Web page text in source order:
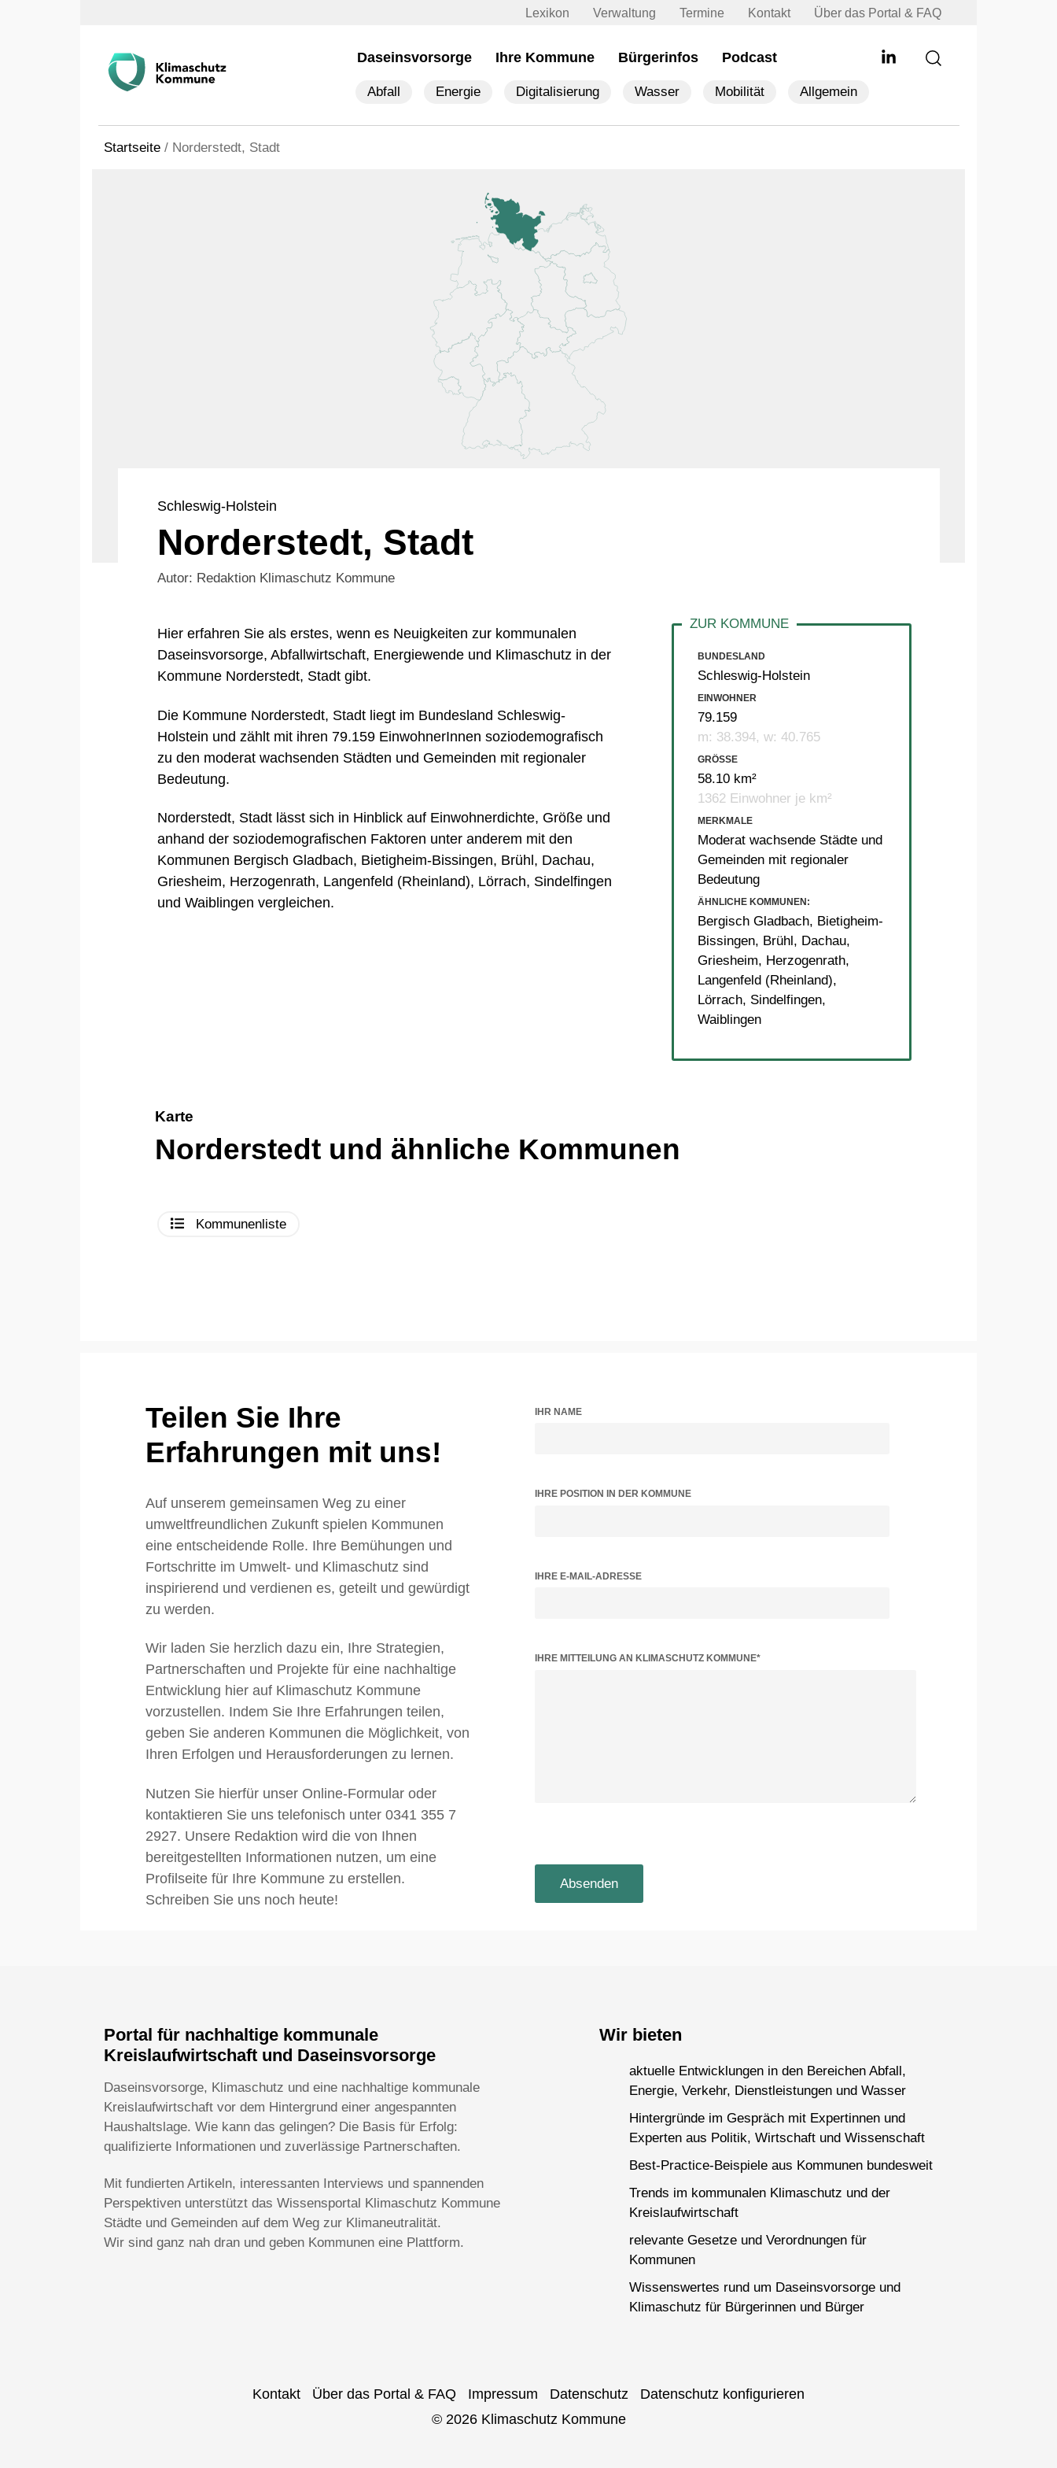
Lexikon Verwaltung Termine Kontakt Über das Portal & FAQ
Daseinsvorsorge Ihre Kommune Bürgerinfos Podcast
Abfall Energie Digitalisierung Wasser Mobilität Allgemein
Startseite / Norderstedt, Stadt
Schleswig-Holstein
Norderstedt, Stadt
Autor: Redaktion Klimaschutz Kommune
Hier erfahren Sie als erstes, wenn es Neuigkeiten zur kommunalen
Daseinsvorsorge, Abfallwirtschaft, Energiewende und Klimaschutz in der
Kommune Norderstedt, Stadt gibt.
Die Kommune Norderstedt, Stadt liegt im Bundesland Schleswig-
Holstein und zählt mit ihren 79.159 EinwohnerInnen soziodemografisch
zu den moderat wachsenden Städten und Gemeinden mit regionaler
Bedeutung.
Norderstedt, Stadt lässt sich in Hinblick auf Einwohnerdichte, Größe und
anhand der soziodemografischen Faktoren unter anderem mit den
Kommunen Bergisch Gladbach, Bietigheim-Bissingen, Brühl , Dachau,
Griesheim, Herzogenrath, Langenfeld (Rheinland), Lörrach, Sindelfingen
undWaiblingen vergleichen.
BUNDESLAND
Schleswig-Holstein
EINWOHNER
79.159
m: 38.394, w: 40.765
GRÖSSE
58.10 km²
1362 Einwohner je km²
MERKMALE
Moderat wachsende Städte und
Gemeinden mit regionaler
Bedeutung
ÄHNLICHE KOMMUNEN:
Bergisch Gladbach, Bietigheim-
Bissingen, Brühl, Dachau,
Griesheim, Herzogenrath,
Langenfeld (Rheinland),
Lörrach, Sindelfingen,
Waiblingen
Karte
Norderstedt und ähnliche Kommunen
Kommunenliste
Teilen Sie Ihre
Erfahrungen mit uns!
Auf unserem gemeinsamen Weg zu einer
umweltfreundlichen Zukunft spielen Kommunen
eine entscheidende Rolle. Ihre Bemühungen und
Fortschritte im Umwelt- und Klimaschutz sind
inspirierend und verdienen es, geteilt und gewürdigt
zu werden.
Wir laden Sie herzlich dazu ein, Ihre Strategien,
Partnerschaften und Projekte für eine nachhaltige
Entwicklung hier auf Klimaschutz Kommune
vorzustellen. Indem Sie Ihre Erfahrungen teilen,
geben Sie anderen Kommunen die Möglichkeit, von
Ihren Erfolgen und Herausforderungen zu lernen.
Nutzen Sie hierfür unser Online-Formular oder
kontaktieren Sie uns telefonisch unter 0341 355 7
2927. Unsere Redaktion wird die von Ihnen
bereitgestellten Informationen nutzen, um eine
Profilseite für Ihre Kommune zu erstellen.
Schreiben Sie uns noch heute!
IHR NAME
IHRE POSITION IN DER KOMMUNE
IHRE E-MAIL-ADRESSE
BITTE LASSE DIESES FELD LEER.
IHRE MITTEILUNG AN KLIMASCHUTZ KOMMUNE*
Portal für nachhaltige kommunale
Kreislaufwirtschaft und Daseinsvorsorge
Daseinsvorsorge, Klimaschutz und eine nachhaltige kommunale
Kreislaufwirtschaft vor dem Hintergrund einer angespannten
Haushaltslage. Wie kann das gelingen? Die Basis für Erfolg:
qualifizierte Informationen und zuverlässige Partnerschaften.
Mit fundierten Artikeln, interessanten Interviews und spannenden
Perspektiven unterstützt das Wissensportal Klimaschutz Kommune
Städte und Gemeinden auf dem Weg zur Klimaneutralität.
Wir sind ganz nah dran und geben Kommunen eine Plattform.
Wir bieten
aktuelle Entwicklungen in den Bereichen Abfall,
Energie, Verkehr, Dienstleistungen und Wasser
Hintergründe im Gespräch mit Expertinnen und
Experten aus Politik, Wirtschaft und Wissenschaft
Best-Practice-Beispiele aus Kommunen bundesweit
Trends im kommunalen Klimaschutz und der
Kreislaufwirtschaft
relevante Gesetze und Verordnungen für
Kommunen
Wissenswertes rund um Daseinsvorsorge und
Klimaschutz für Bürgerinnen und Bürger
Kontakt Über das Portal & FAQ Impressum Datenschutz
Datenschutz konfigurieren
© 2026 Klimaschutz Kommune